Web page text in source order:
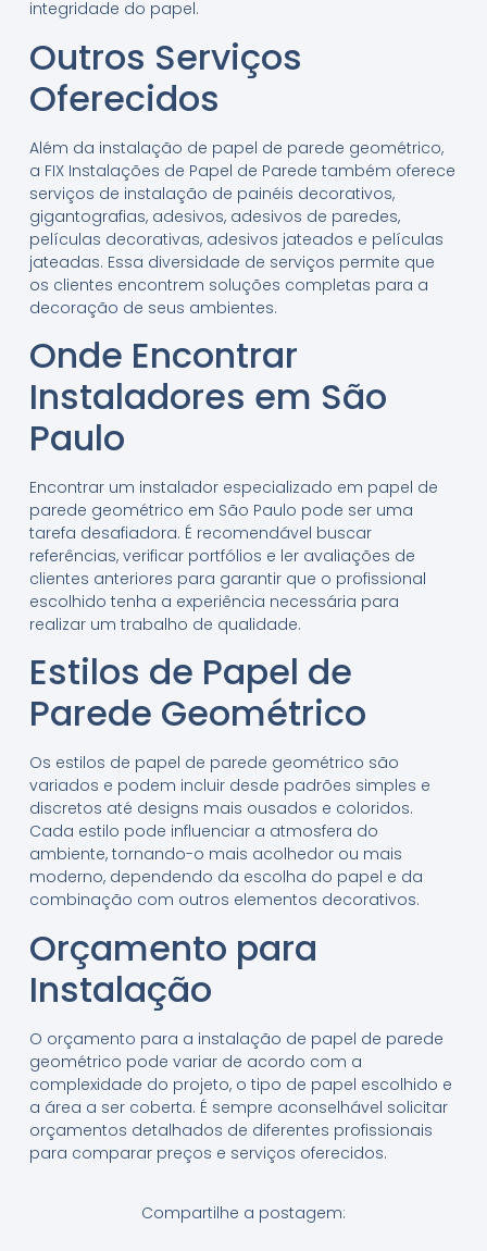
integridade do papel.
Outros Serviços
Oferecidos
Além da instalação de papel de parede geométrico,
a FIX Instalações de Papel de Parede também oferece
serviços de instalação de painéis decorativos,
gigantografias, adesivos, adesivos de paredes,
películas decorativas, adesivos jateados e películas
jateadas. Essa diversidade de serviços permite que
os clientes encontrem soluções completas para a
decoração de seus ambientes.
Onde Encontrar
Instaladores em São
Paulo
Encontrar um instalador especializado em papel de
parede geométrico em São Paulo pode ser uma
tarefa desafiadora. É recomendável buscar
referências, verificar portfólios e ler avaliações de
clientes anteriores para garantir que o profissional
escolhido tenha a experiência necessária para
realizar um trabalho de qualidade.
Estilos de Papel de
Parede Geométrico
Os estilos de papel de parede geométrico são
variados e podem incluir desde padrões simples e
discretos até designs mais ousados e coloridos.
Cada estilo pode influenciar a atmosfera do
ambiente, tornando-o mais acolhedor ou mais
moderno, dependendo da escolha do papel e da
combinação com outros elementos decorativos.
Orçamento para
Instalação
O orçamento para a instalação de papel de parede
geométrico pode variar de acordo com a
complexidade do projeto, o tipo de papel escolhido e
a área a ser coberta. É sempre aconselhável solicitar
orçamentos detalhados de diferentes profissionais
para comparar preços e serviços oferecidos.
Compartilhe a postagem: